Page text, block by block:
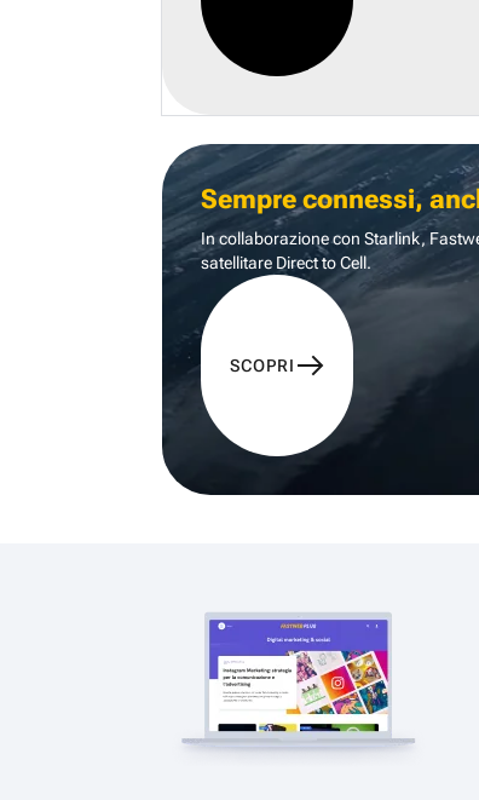
Sempre connessi,
In collaborazione con Starlink,
satellitare Direct to Cell.
SCOPRI